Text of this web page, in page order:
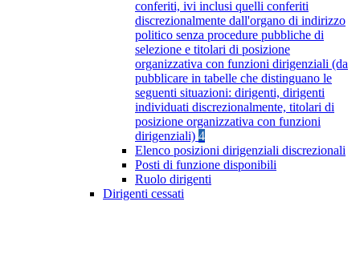
conferiti, ivi inclusi quelli conferiti
discrezionalmente dall'organo di indirizzo
politico senza procedure pubbliche di
selezione e titolari di posizione
organizzativa con funzioni dirigenziali (da
pubblicare in tabelle che distinguano le
seguenti situazioni: dirigenti, dirigenti
individuati discrezionalmente, titolari di
posizione organizzativa con funzioni
dirigenziali) 4
Elenco posizioni dirigenziali discrezionali
Posti di funzione disponibili
Ruolo dirigenti
Dirigenti cessati